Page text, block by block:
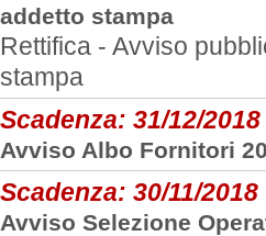
addetto stampa
Rettifica - Avviso
stampa
Scadenza: 31/12/2018
Avviso Albo Fornitori
Scadenza: 30/11/2018
Avviso Selezione